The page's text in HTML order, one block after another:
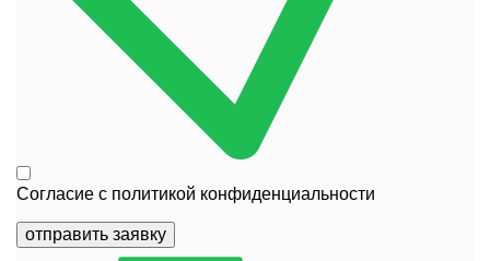
Согласие с политикой конфиденциальности
отправить заявку